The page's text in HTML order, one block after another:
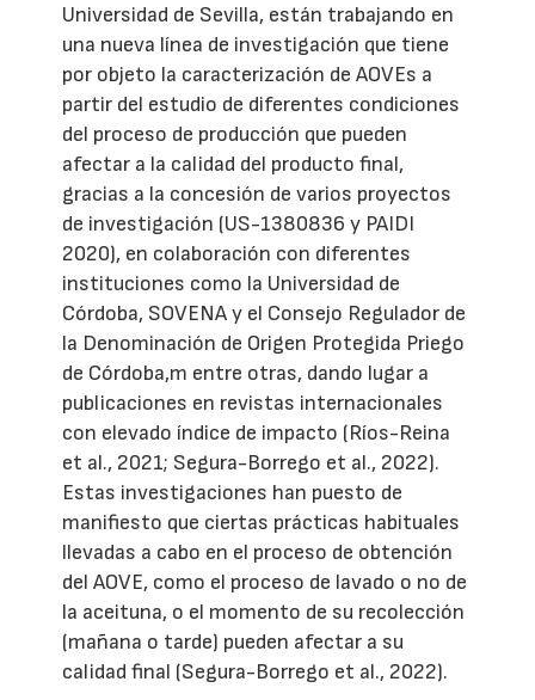
Universidad de Sevilla, están trabajando en
una nueva línea de investigación que tiene
por objeto la caracterización de AOVEs a
partir del estudio de diferentes condiciones
del proceso de producción que pueden
afectar a la calidad del producto final,
gracias a la concesión de varios proyectos
de investigación (US-1380836 y PAIDI
2020), en colaboración con diferentes
instituciones como la Universidad de
Córdoba, SOVENA y el Consejo Regulador de
la Denominación de Origen Protegida Priego
de Córdoba,m entre otras, dando lugar a
publicaciones en revistas internacionales
con elevado índice de impacto (Ríos-Reina
et al., 2021; Segura-Borrego et al., 2022).
Estas investigaciones han puesto de
manifiesto que ciertas prácticas habituales
llevadas a cabo en el proceso de obtención
del AOVE, como el proceso de lavado o no de
la aceituna, o el momento de su recolección
(mañana o tarde) pueden afectar a su
calidad final (Segura-Borrego et al., 2022).